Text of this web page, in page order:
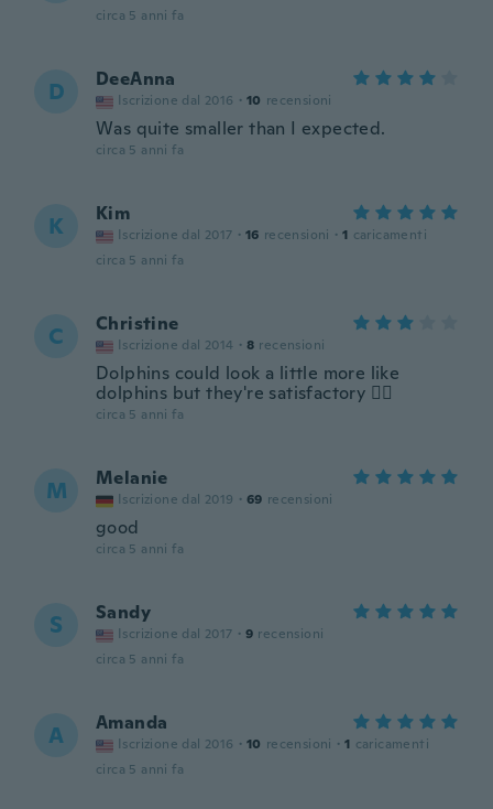
circa 5 anni fa
D DeeAnna
Iscrizione dal 2016 · 10 recensioni
Was quite smaller than I expected.
circa 5 anni fa
K Kim
Iscrizione dal 2017 · 16 recensioni · 1 caricamenti
circa 5 anni fa
C Christine
Iscrizione dal 2014 · 8 recensioni
Dolphins could look a little more like
dolphins but they're satisfactory 👍🏻
circa 5 anni fa
M Melanie
Iscrizione dal 2019 · 69 recensioni
good
circa 5 anni fa
S Sandy
Iscrizione dal 2017 · 9 recensioni
circa 5 anni fa
A Amanda
Iscrizione dal 2016 · 10 recensioni · 1 caricamenti
circa 5 anni fa